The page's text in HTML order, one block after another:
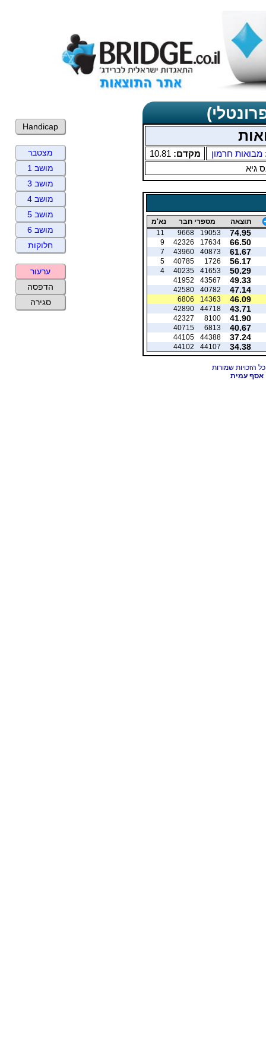
מבואות חרמון מקדם: 10.81
גיא
תוצאה מספרי חבר נא'מ
74.95
19053
9668
11
66.50
17634
42326
9
61.67
40873
43960
7
56.17
1726
40785
5
50.29
41653
40235
4
49.33
43567
41952
47.14
40782
42580
46.09
14363
6806
43.71
44718
42890
41.90
8100
42327
40.67
6813
40715
37.24
44388
44105
34.38
44107
44102
אסף עמית
Handicap
מצטבר
מושב 1
מושב 3
מושב 4
מושב 5
מושב 6
חלוקות
ערעור
הדפסה
סגירה